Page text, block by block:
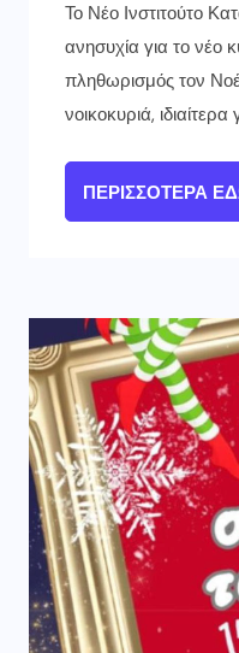
Το Νέο Ινστιτούτο
ανησυχία για το νέο
πληθωρισμός τον
νοικοκυριά, ιδιαίτερα
ΠΕΡΙΣΣΌΤΕΡΑ